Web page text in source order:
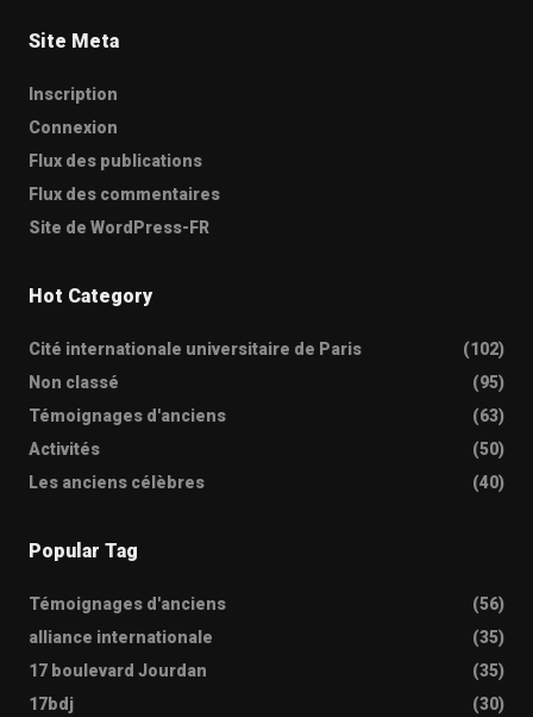
Site Meta
Inscription
Connexion
Flux des publications
Flux des commentaires
Site de WordPress-FR
Hot Category
Cité internationale universitaire de Paris
(102)
Non classé
(95)
Témoignages d'anciens
(63)
Activités
(50)
Les anciens célèbres
(40)
Popular Tag
Témoignages d'anciens
(56)
alliance internationale
(35)
17 boulevard Jourdan
(35)
17bdj
(30)